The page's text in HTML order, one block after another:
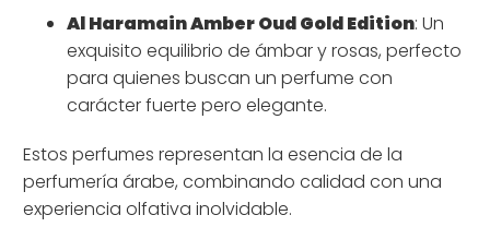
Al Haramain Amber Oud Gold Edition: Un
exquisito equilibrio de ámbar y rosas, perfecto
para quienes buscan un perfume con
carácter fuerte pero elegante.
Estos perfumes representan la esencia de la
perfumería árabe, combinando calidad con una
experiencia olfativa inolvidable.